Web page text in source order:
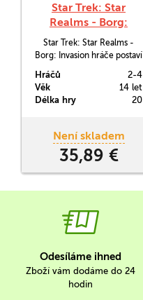
Star Trek: Star
Realms - Borg:
Invasion
Star Trek: Star Realms -
Borg: Invasion hráče postaví
totiž Borgům. A to ve dvou
zajímavých módech pro hru
více hráčů - kooperativním
Hráčů
2-4
Věk
14 let
Délka hry
20
Není skladem
35,89 €
Odesíláme ihned
Zboží vám dodáme do 24
hodin